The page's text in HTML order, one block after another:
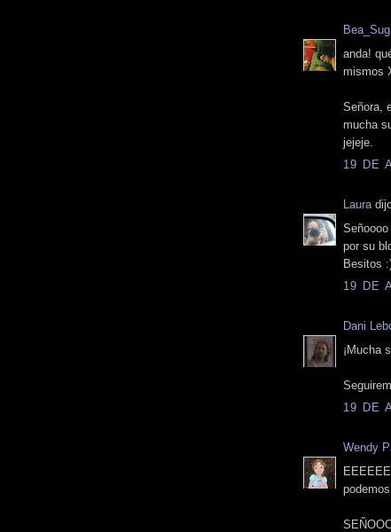
anda!
mismos
Señora,
mucha
jejeje.
19 DE
Laura
por su
Besitos
19 DE
Dani
¡Mucha
19 DE
Wendy